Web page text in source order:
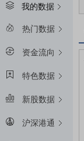
我的数据
热门数据
资金流向
特色数据
新股数据
沪深港通